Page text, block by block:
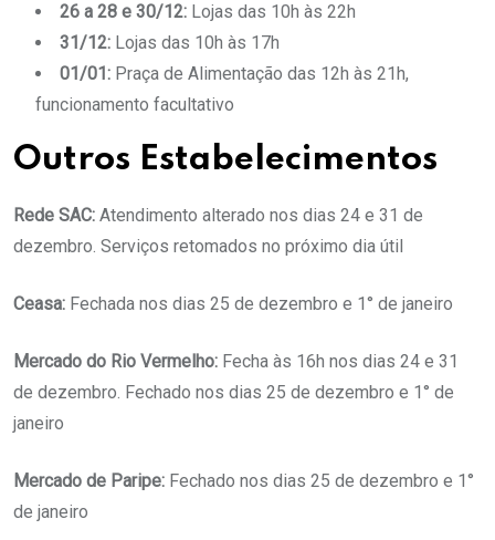
26 a 28 e 30/12: Lojas das 10h às 22h
31/12: Lojas das 10h às 17h
01/01: Praça de Alimentação das 12h às 21h,
funcionamento facultativo
Outros Estabelecimentos
Rede SAC: Atendimento alterado nos dias 24 e 31 de
dezembro. Serviços retomados no próximo dia útil
Ceasa: Fechada nos dias 25 de dezembro e 1° de janeiro
Mercado do Rio Vermelho: Fecha às 16h nos dias 24 e 31
de dezembro. Fechado nos dias 25 de dezembro e 1° de
janeiro
Mercado de Paripe: Fechado nos dias 25 de dezembro e 1°
de janeiro